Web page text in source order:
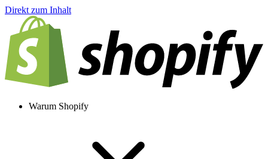
Direkt zum Inhalt
Warum Shopify